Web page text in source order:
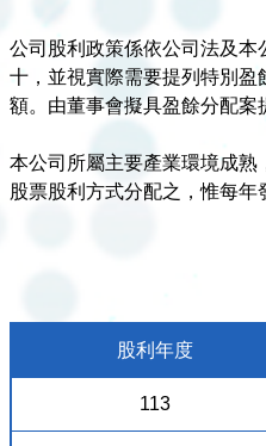
公司股利政策係依公司法及
十，並視實際需要提列特別
額。由董事會擬具盈餘分配案
本公司所屬主要產業環境成
股票股利方式分配之，惟每年
股利年度
113